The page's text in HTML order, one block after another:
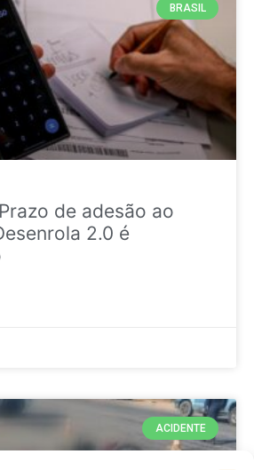
BRASIL
de adesão ao
2.0 é
ACIDENTE